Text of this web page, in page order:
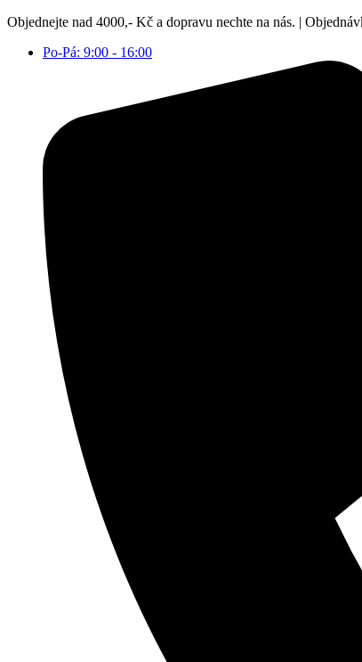
Přejít
obsahu
Objednejte nad 4000,- Kč a dopravu nechte na nás. |
Po-Pá: 9:00 - 16:00